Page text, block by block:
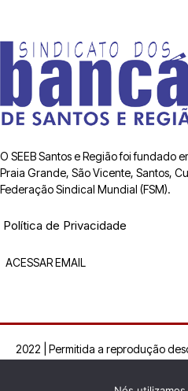
O SEEB Santos e Região foi fundado
Praia Grande, São Vicente, Santos,
Federação Sindical Mundial (FSM).
Política de Privacidade
ACESSAR EMAIL
2022 | Permitida a reprodução